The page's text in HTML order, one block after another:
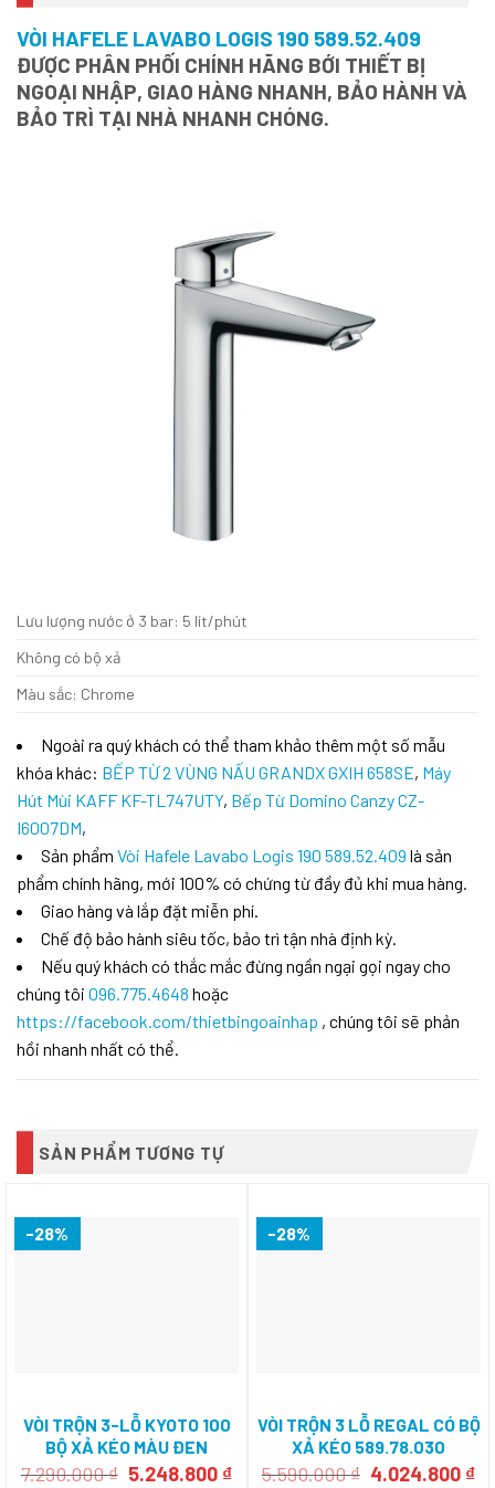
VÒI HAFELE LAVABO LOGIS 190 589.52.409
ĐƯỢC PHÂN PHỐI CHÍNH HÃNG BỚI THIẾT BỊ
NGOẠI NHẬP, GIAO HÀNG NHANH, BẢO HÀNH VÀ
BẢO TRÌ TẠI NHÀ NHANH CHÓNG.
Lưu lượng nước ở 3 bar: 5 lít/phút
Không có bộ xả
Màu sắc: Chrome
Ngoài ra quý khách có thể tham khảo thêm một số mẫu
khóa khác: BẾP TỪ 2 VÙNG NẤU GRANDX GXIH 658SE, Máy
Hút Mùi KAFF KF-TL747UTY, Bếp Từ Domino Canzy CZ-
I6007DM,
Sản phẩm Vòi Hafele Lavabo Logis 190 589.52.409 là sản
phẩm chính hãng, mới 100% có chứng từ đầy đủ khi mua hàng.
Giao hàng và lắp đặt miễn phí.
Chế độ bảo hành siêu tốc, bảo trì tận nhà định kỳ.
Nếu quý khách có thắc mắc đừng ngần ngại gọi ngay cho
chúng tôi 096.775.4648 hoặc
https://facebook.com/thietbingoainhap , chúng tôi sẽ phản
hồi nhanh nhất có thể.
SẢN PHẨM TƯƠNG TỰ
-28%
VÒI TRỘN 3-LỖ KYOTO 100
BỘ XẢ KÉO MÀU ĐEN
589.35.092
7.290.000₫ Giá
5.248.800 ₫Giá
-28%
VÒI TRỘN 3 LỖ REGAL CÓ BỘ
XẢ KÉO 589.78.030
5.590.000₫ Giá
4.024.800 ₫